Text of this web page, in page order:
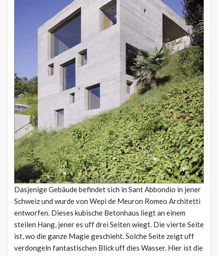
Dasjenige Gebäude befindet sich in Sant Abbondio in jener
Schweiz und wurde von Wepi de Meuron Romeo Architetti
entworfen. Dieses kubische Betonhaus liegt an einem
steilen Hang, jener es uff drei Seiten wiegt. Die vierte Seite
ist, wo die ganze Magie geschieht. Solche Seite zeigt uff
verdongeln fantastischen Blick uff dies Wasser. Hier ist die